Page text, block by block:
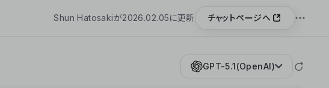
Shun Hatosakiが2026.02.05に更新 チャットページへ
GPT-5.1(OpenAI)